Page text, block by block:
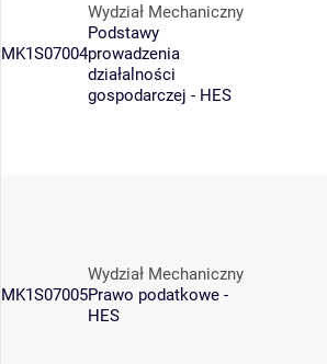
MK1S07004
Wydział Mechaniczny
Podstawy
prowadzenia
działalności
gospodarczej - HES
MK1S07005
Wydział Mechaniczny
Prawo podatkowe -
HES